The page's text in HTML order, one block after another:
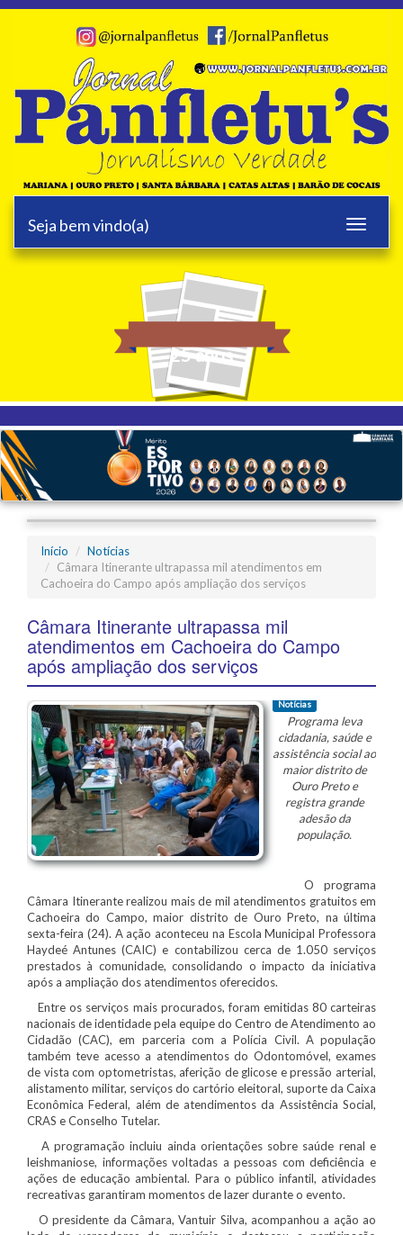
Toggle
Seja bem vindo(a)
25 anos
Início
Notícias
Câmara Itinerante ultrapassa mil atendimentos em
Cachoeira do Campo após ampliação dos serviços
Câmara Itinerante ultrapassa mil
atendimentos em Cachoeira do Campo
após ampliação dos serviços
Notícias
Programa leva
cidadania, saúde e
assistência social ao
maior distrito de
Ouro Preto e
registra grande
adesão da
população.
O programa
Câmara Itinerante realizou mais de mil atendimentos gratuitos em
Cachoeira do Campo, maior distrito de Ouro Preto, na última
sexta-feira (24). A ação aconteceu na Escola Municipal Professora
Haydeé Antunes (CAIC) e contabilizou cerca de 1.050 serviços
prestados à comunidade, consolidando o impacto da iniciativa
após a ampliação dos atendimentos oferecidos.
Entre os serviços mais procurados, foram emitidas 80 carteiras
nacionais de identidade pela equipe do Centro de Atendimento ao
Cidadão (CAC), em parceria com a Polícia Civil. A população
também teve acesso a atendimentos do Odontomóvel, exames
de vista com optometristas, aferição de glicose e pressão arterial,
alistamento militar, serviços do cartório eleitoral, suporte da Caixa
Econômica Federal, além de atendimentos da Assistência Social,
CRAS e Conselho Tutelar.
A programação incluiu ainda orientações sobre saúde renal e
leishmaniose, informações voltadas a pessoas com deficiência e
ações de educação ambiental. Para o público infantil, atividades
recreativas garantiram momentos de lazer durante o evento.
O presidente da Câmara, Vantuir Silva, acompanhou a ação ao